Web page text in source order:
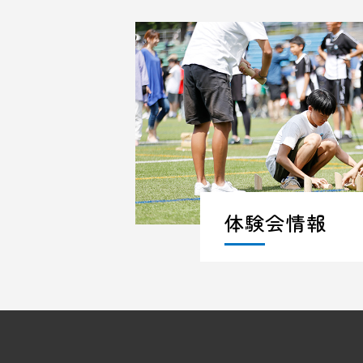
体験会情報